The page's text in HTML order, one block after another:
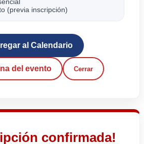
(previa inscripción)
al Calendario
del evento Cerrar
confirmada!